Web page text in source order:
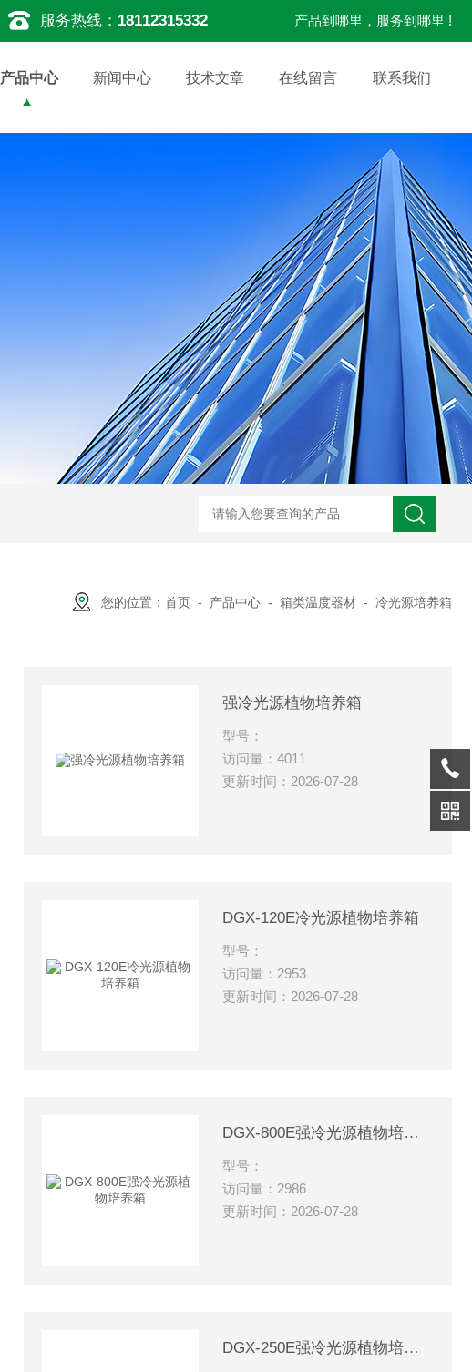
服务热线： 18112315332 产品到哪里，服务到哪里 !
产品中心 新闻中心 技术文章 在线留言 联系我们
您的位置： 首页 - 产品中心 - 箱类温度器材 - 冷光源培养箱
强冷光源植物培养箱
型号：
访问量：4011
更新时间：2026-07-28
DGX-120E冷光源植物培养箱
型号：
访问量：2953
更新时间：2026-07-28
DGX-800E强冷光源植物培养箱
型号：
访问量：2986
更新时间：2026-07-28
DGX-250E强冷光源植物培养箱厂家